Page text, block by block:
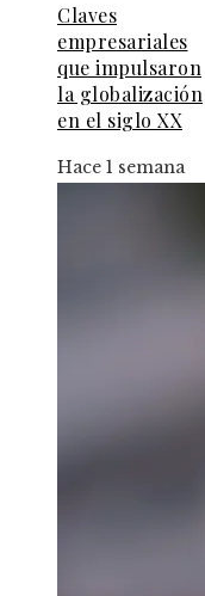
Claves
empresariales
que impulsaron
la globalización
en el siglo XX
Hace 1 semana